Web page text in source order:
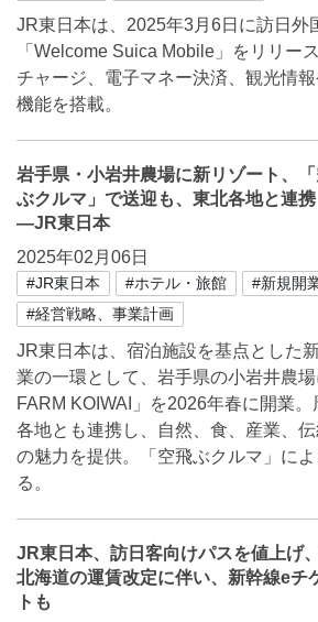
JR東日本は、2025年3月6日に訪日外
「Welcome Suica Mobile」をリリー
チャージ、電子マネー決済、観光情
機能を搭載。
岩手県・小岩井農場に新リゾート、
ぶクルマ」で送迎も、東北各地と連携
―JR東日本
2025年02月06日
#JR東日本 #ホテル・旅館
#新規開
#経営戦略、事業計画
JR東日本は、宿泊施設を基点とした
業の一環として、岩手県の小岩井農
FARM KOIWAI」を2026年春に開業
各地とも連携し、自然、食、産業、
の魅力を提供。「空飛ぶクルマ」に
る。
JR東日本、訪日客向けパスを値上げ
北海道の運賃改定に伴い、新幹線eチ
トも